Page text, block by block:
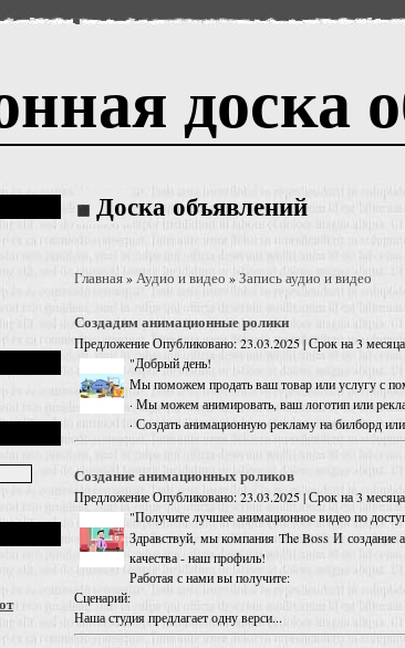
доска
Доска объявлений
Главная»Аудио и видео »Запись аудио и видео
Создадим анимационные ролики
ПредложениеОпубликовано: 23.03.2025 | Срок на 3
"Добрый день!
Мы поможем продать ваш товар или услугу с
· Мы можем анимировать, ваш логотип или
· Создать анимационную рекламу на билборд
Создание анимационных роликов
ПредложениеОпубликовано: 23.03.2025 | Срок на 3
"Получите лучшее анимационное видео по
Здравствуй, мы компания The Boss И
качества - наш профиль!
Работая с нами вы получите:
Сценарий:
Наша студия предлагает одну верси...